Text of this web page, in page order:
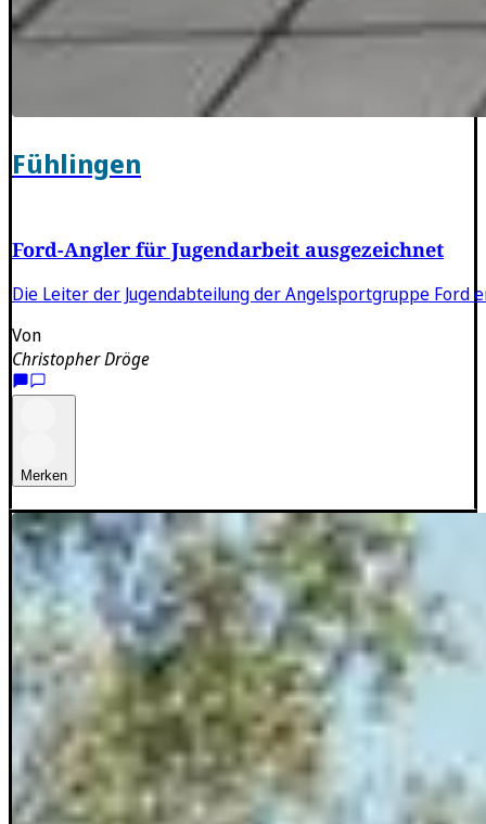
Fühlingen
Ford-Angler für Jugendarbeit ausgezeichnet
Die Leiter der Jugendabteilung der Angelsportgruppe Ford
Von
Christopher Dröge
Merken